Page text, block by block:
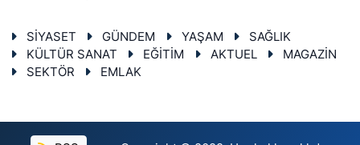
SİYASET GÜNDEM YAŞAM
SAĞLIK
KÜLTÜR SANAT
EĞİTİM AKTUEL
MAGAZİN
SEKTÖR
EMLAK